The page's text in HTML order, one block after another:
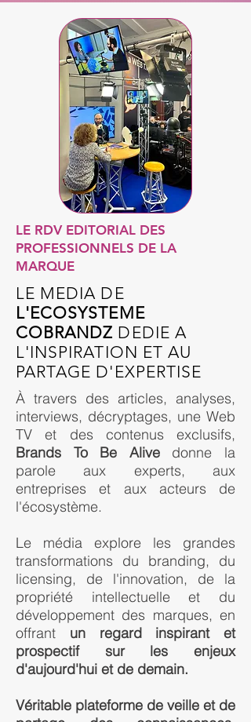
LE RDV EDITORIAL DES
PROFESSIONNELS DE LA
MARQUE
LE MEDIA DE
L'ECOSYSTEME
COBRANDZ DEDIE A
L'INSPIRATION ET AU
PARTAGE D'EXPERTISE
À travers des articles, analyses,
interviews, décryptages, une Web
TV et des contenus exclusifs,
Brands To Be Alivedonne la
parole aux experts, aux
entreprises et aux acteurs de
l'écosystème.
Le média explore les grandes
transformations du branding, du
licensing, de l'innovation, de la
propriété intellectuelle et du
développement des marques, en
offrant un regard inspirant et
prospectif sur les enjeux
d'aujourd'hui et de demain.
Véritable plateforme de veille et de